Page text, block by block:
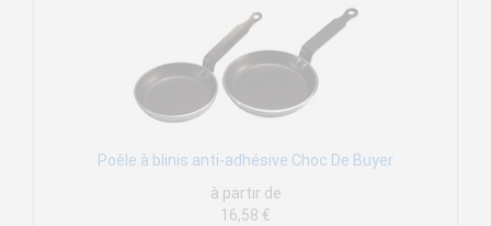
Poêle à blinis anti-adhésive Choc De Buyer
à partir de
16,58 €